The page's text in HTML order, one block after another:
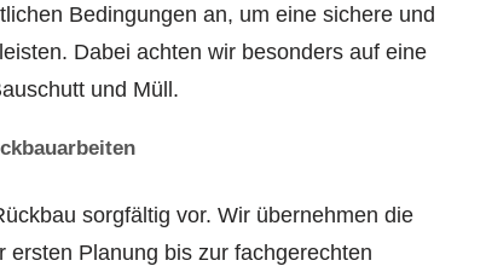
Bedingungen an, um eine sichere und
Dabei achten wir besonders auf eine
und Müll.
sorgfältig vor. Wir übernehmen die
ersten Planung bis zur fachgerechten